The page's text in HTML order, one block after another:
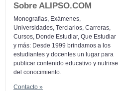
Sobre ALIPSO.COM
Monografias, Exámenes,
Universidades, Terciarios, Carreras,
Cursos, Donde Estudiar, Que Estudiar
y más: Desde 1999 brindamos a los
estudiantes y docentes un lugar para
publicar contenido educativo y nutrirse
del conocimiento.
Contacto »